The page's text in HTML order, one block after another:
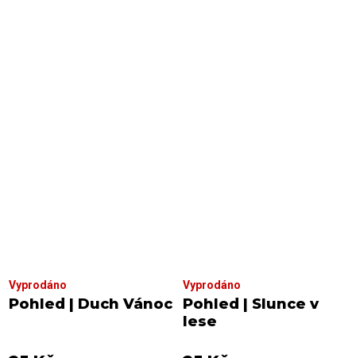
Pohled | Duch Vánoc
Vyprodáno
Pohled | Slunce v
lese
Vyprodáno